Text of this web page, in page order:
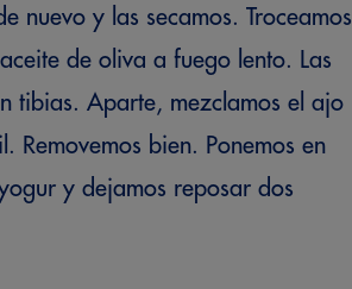
nuevo y las secamos. Troceamos
de oliva a fuego lento. Las
tibias. Aparte, mezclamos el ajo
Removemos bien. Ponemos en
y dejamos reposar dos